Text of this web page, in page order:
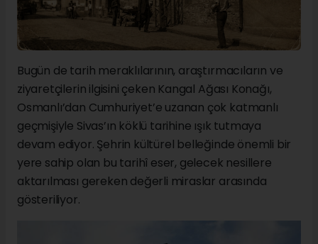
Bugün de tarih meraklılarının, araştırmacıların ve
ziyaretçilerin ilgisini çeken Kangal Ağası Konağı,
Osmanlı’dan Cumhuriyet’e uzanan çok katmanlı
geçmişiyle Sivas’ın köklü tarihine ışık tutmaya
devam ediyor. Şehrin kültürel belleğinde önemli bir
yere sahip olan bu tarihî eser, gelecek nesillere
aktarılması gereken değerli miraslar arasında
gösteriliyor.